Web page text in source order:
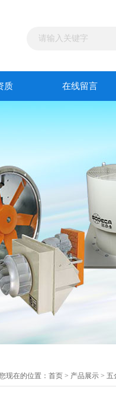
质 在线留言
现在的位置： 首页 > 产品展示 > 五